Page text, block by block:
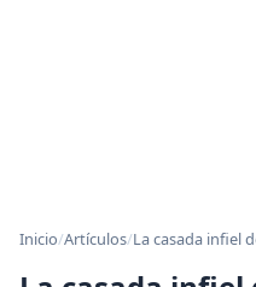
Inicio/Artículos/La casada infiel